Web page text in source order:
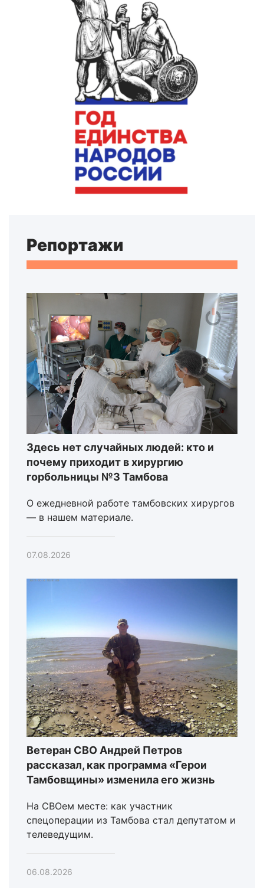
Репортажи
Здесь нет случайных людей: кто и
почему приходит в хирургию
горбольницы №3 Тамбова
О ежедневной работе тамбовских хирургов
— в нашем материале.
07.08.2026
Ветеран СВО Андрей Петров
рассказал, как программа «Герои
Тамбовщины» изменила его жизнь
На СВОем месте: как участник
спецоперации из Тамбова стал депутатом и
телеведущим.
06.08.2026